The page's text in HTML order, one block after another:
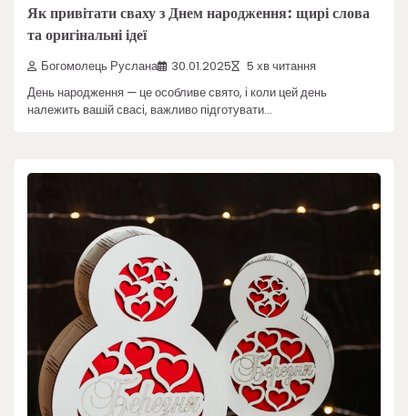
Як привітати сваху з Днем народження: щирі слова
та оригінальні ідеї
Богомолець Руслана 30.01.2025 5 хв читання
День народження — це особливе свято, і коли цей день
належить вашій свасі, важливо підготувати…